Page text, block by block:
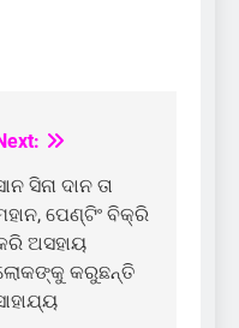
ସିନା ଦାନ ତା
ପେଣ୍ଟିଂ ବିକ୍ରି
ଅସହାୟ
କରୁଛନ୍ତି